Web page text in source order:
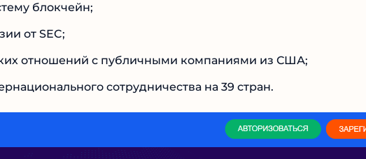
блокчейн;
от SEC;
отношений с публичными компаниями из США;
сотрудничества на 39 стран.
клиентов.
Читать обзор